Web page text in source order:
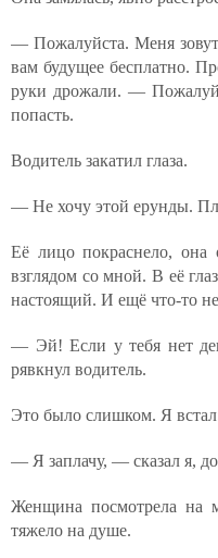
— Пожалуйста. Меня
вам будущее бесплатно.
руки дрожали. —
попасть.
Водитель закатил глаза.
— Не хочу этой ерунды.
Её лицо покраснело, она
взглядом со мной. В её
настоящий. И ещё что-то
— Эй! Если у тебя нет
рявкнул водитель.
Это было слишком. Я
— Я заплачу, — сказал я,
Женщина посмотрела на
тяжело на душе.